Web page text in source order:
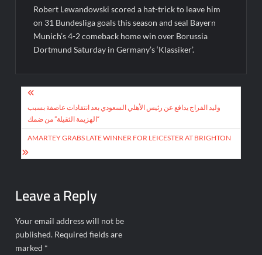
Robert Lewandowski scored a hat-trick to leave him
on 31 Bundesliga goals this season and seal Bayern
Munich’s 4-2 comeback home win over Borussia
Dortmund Saturday in Germany’s ‘Klassiker’.
Post
navigation
وليد الفراج يدافع عن رئيس الأهلي السعودي بعد انتقادات عاصفة بسبب
“الهزيمة الثقيلة” من ضمك
AMARTEY GRABS LATE WINNER FOR LEICESTER AT BRIGHTON
Leave a Reply
Your email address will not be
published. Required fields are
marked *